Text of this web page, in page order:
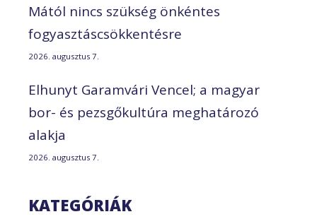
Mától nincs szükség önkéntes
fogyasztáscsökkentésre
2026. augusztus 7.
Elhunyt Garamvári Vencel; a magyar
bor- és pezsgőkultúra meghatározó
alakja
2026. augusztus 7.
KATEGÓRIÁK